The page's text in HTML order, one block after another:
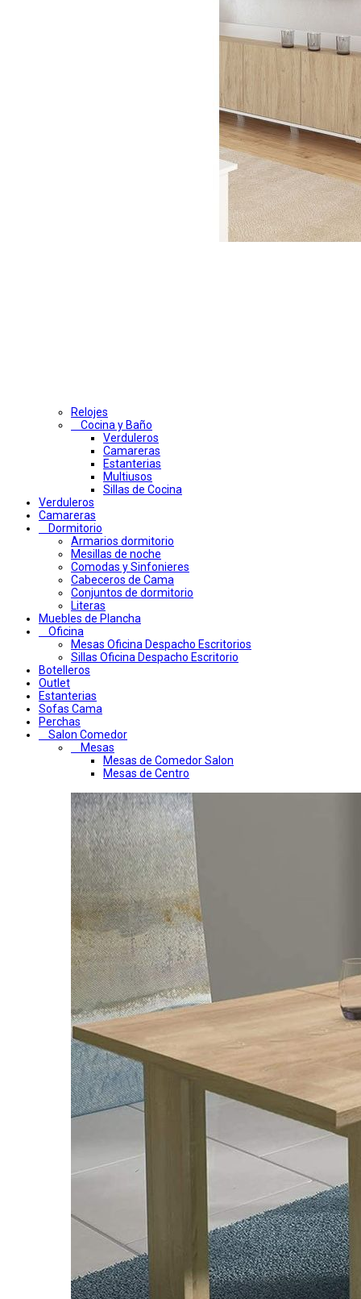
Relojes
Cocina y Baño
Verduleros
Camareras
Estanterias
Multiusos
Sillas de Cocina
Verduleros
Camareras
Dormitorio
Armarios dormitorio
Mesillas de noche
Comodas y Sinfonieres
Cabeceros de Cama
Conjuntos de dormitorio
Literas
Muebles de Plancha
Oficina
Mesas Oficina Despacho Escritorios
Sillas Oficina Despacho Escritorio
Botelleros
Outlet
Estanterias
Sofas Cama
Perchas
Salon Comedor
Mesas
Mesas de Comedor Salon
Mesas de Centro